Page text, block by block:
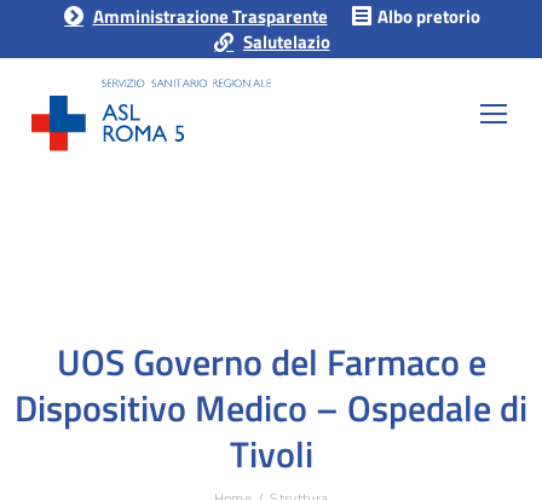
Amministrazione Trasparente
Albo pretorio
Salutelazio
UOS Governo del Farmaco e
Dispositivo Medico – Ospedale di
Tivoli